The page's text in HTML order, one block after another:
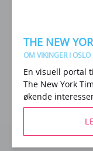
THE NEW
OM VIKINGER I OSLO
En visuell portal
The New York
økende